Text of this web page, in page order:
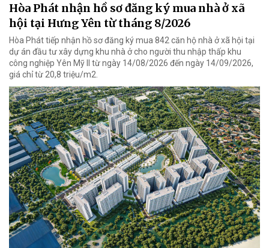
Hòa Phát nhận hồ sơ đăng ký mua nhà ở xã
hội tại Hưng Yên từ tháng 8/2026
Hòa Phát tiếp nhận hồ sơ đăng ký mua 842 căn hộ nhà ở xã hội tại
dự án đầu tư xây dựng khu nhà ở cho người thu nhập thấp khu
công nghiệp Yên Mỹ II từ ngày 14/08/2026 đến ngày 14/09/2026,
giá chỉ từ 20,8 triệu/m2.